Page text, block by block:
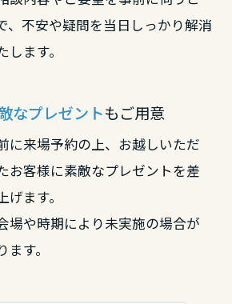
、不安や疑問を当日しっかり解消
します。
なプレゼントもご用意
に来場予約の上、お越しいただ
お客様に素敵なプレゼントを差
げます。
場や時期により未実施の場合が
ます。